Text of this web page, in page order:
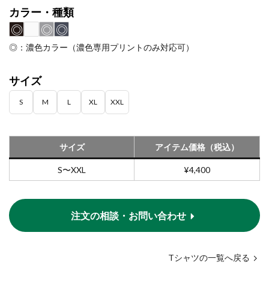
カラー・種類
◎ ◎ ◎
◎：濃色カラー（濃色専用プリントのみ対応可）
サイズ
S M L XL XXL
サイズ アイテム価格（税込）
S〜XXL ¥4,400
注文の相談・お問い合わせ
Tシャツの一覧へ戻る